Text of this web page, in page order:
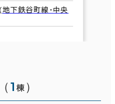
地下鉄谷町線･中央
（1 棟 ）